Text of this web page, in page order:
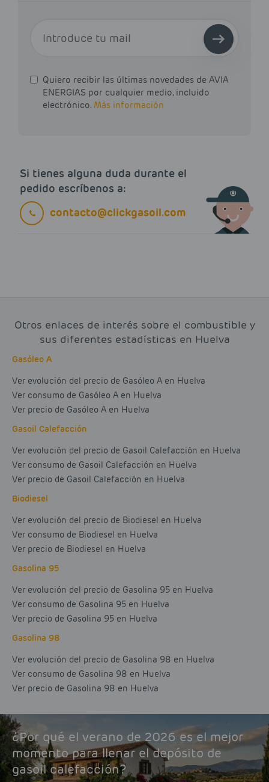
Quiero recibir las últimas novedades de AVIA
ENERGIAS por cualquier medio, incluido
electrónico. Más información
Si tienes alguna duda durante el
pedido escríbenos a:
contacto@clickgasoil.com
Otros enlaces de interés sobre el combustible y
sus diferentes estadísticas en Huelva
Gasóleo A
Ver evolución del precio de Gasóleo A en Huelva
Ver consumo de Gasóleo A en Huelva
Ver precio de Gasóleo A en Huelva
Gasoil Calefacción
Ver evolución del precio de Gasoil Calefacción en Huelva
Ver consumo de Gasoil Calefacción en Huelva
Ver precio de Gasoil Calefacción en Huelva
Biodiesel
Ver evolución del precio de Biodiesel en Huelva
Ver consumo de Biodiesel en Huelva
Ver precio de Biodiesel en Huelva
Gasolina 95
Ver evolución del precio de Gasolina 95 en Huelva
Ver consumo de Gasolina 95 en Huelva
Ver precio de Gasolina 95 en Huelva
Gasolina 98
Ver evolución del precio de Gasolina 98 en Huelva
Ver consumo de Gasolina 98 en Huelva
Ver precio de Gasolina 98 en Huelva
¿Por qué el verano de 2026 es el mejor
momento para llenar el depósito de
gasoil calefacción?